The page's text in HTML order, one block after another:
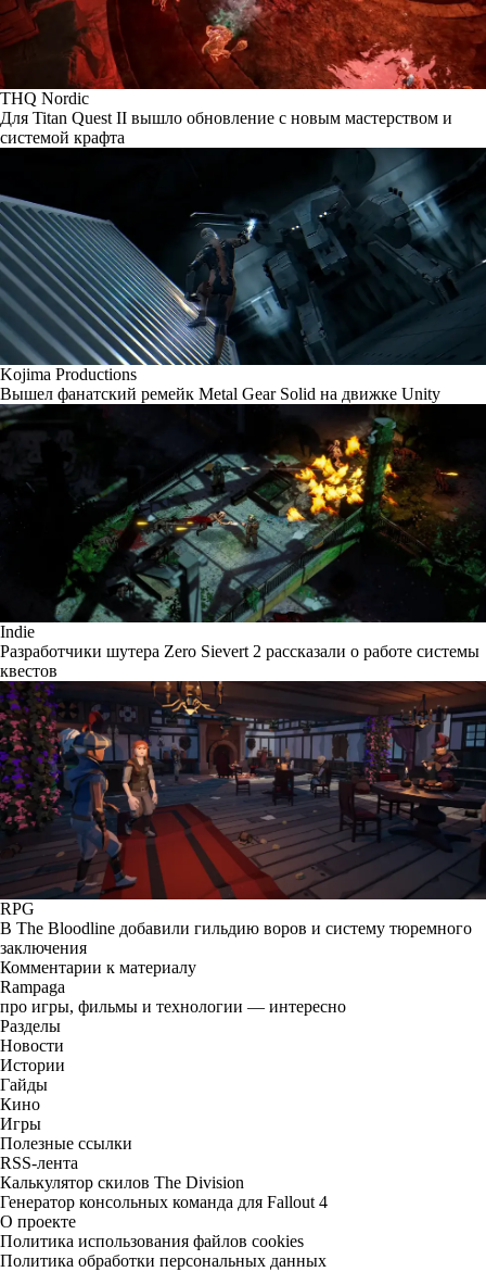
THQ Nordic
Для Titan Quest II вышло обновление с новым мастерством и
системой крафта
Kojima Productions
Вышел фанатский ремейк Metal Gear Solid на движке Unity
Indie
Разработчики шутера Zero Sievert 2 рассказали о работе системы
квестов
RPG
В The Bloodline добавили гильдию воров и систему тюремного
заключения
Комментарии к материалу
Rampaga
про игры, фильмы и технологии — интересно
Разделы
Новости
Истории
Гайды
Кино
Игры
Полезные ссылки
RSS-лента
Калькулятор скилов The Division
Генератор консольных команда для Fallout 4
О проекте
Политика использования файлов cookies
Политика обработки персональных данных